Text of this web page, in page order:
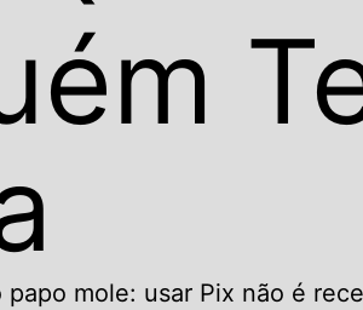
mole: usar Pix não é